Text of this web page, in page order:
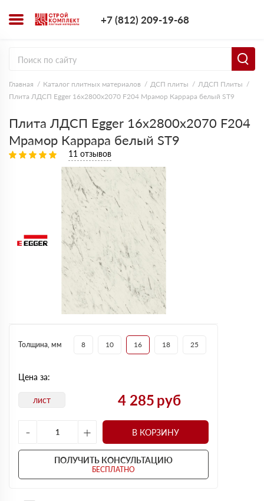
+7 (812) 209-19-68
Главная Каталог плитных материалов ДСП плиты
ЛДСП Плиты
Плита ЛДСП Egger 16х2800х2070 F204 Мрамор Каррара белый ST9
Плита ЛДСП Egger 16х2800х2070 F204
Мрамор Каррара белый ST9
11 отзывов
Толщина, мм 8 10 16 18 25
Цена за:
лист 4 285 руб
-
+ В КОРЗИНУ
ПОЛУЧИТЬ КОНСУЛЬТАЦИЮ
БЕСПЛАТНО